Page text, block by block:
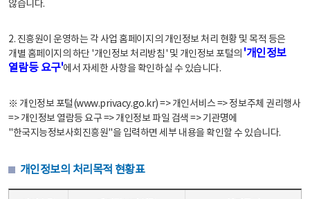
않습니다.
2. 진흥원이 운영하는 각 사업 홈페이지의 개인정보 처리 현황 및 목적 등은
개별 홈페이지의 하단 '개인정보 처리방침' 및 개인정보 포털의 '개인정보
열람등 요구'에서 자세한 사항을 확인하실 수 있습니다.
※ 개인정보 포털(www.privacy.go.kr) => 개인서비스 => 정보주체 권리행사
=> 개인정보 열람등 요구 => 개인정보 파일 검색 => 기관명에
"한국지능정보사회진흥원"을 입력하면 세부 내용을 확인할 수 있습니다.
개인정보의 처리목적 현황표